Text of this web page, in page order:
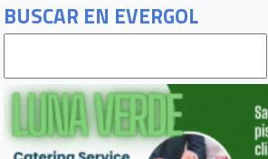
BUSCAR EN EVERGOL